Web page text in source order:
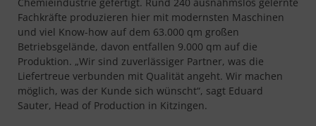
Fachkräfte produzieren hier mit modernsten Maschinen
und viel Know-how auf dem 63.000 qm großen
Betriebsgelände, davon entfallen 9.000 qm auf die
Produktion. „Wir sind zuverlässiger Partner, was die
Liefertreue verbunden mit Qualität angeht. Wir machen
möglich, was der Kunde sich wünscht“, sagt Eduard
Sauter, Head of Production in Kitzingen.